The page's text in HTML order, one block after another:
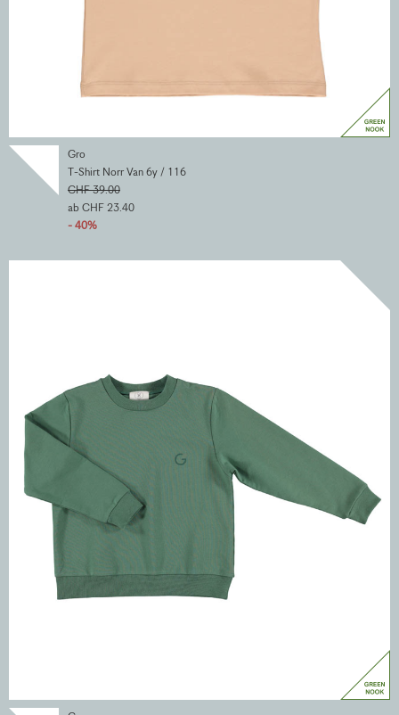
Gro
T-Shirt Norr Van 6y / 116
CHF 39.00
ab CHF 23.40
- 40%